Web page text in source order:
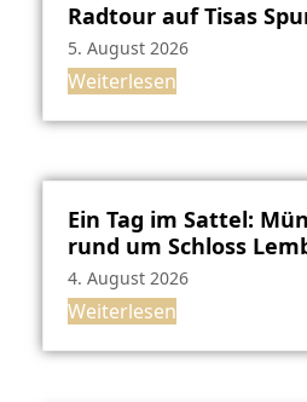
Radtour auf Tisas
5. August 2026
Weiterlesen
Ein Tag im Sattel:
rund um Schloss
4. August 2026
Weiterlesen